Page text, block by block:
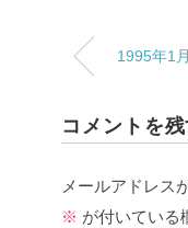
1995年1
コメントを
メールアドレス
※ が付いている